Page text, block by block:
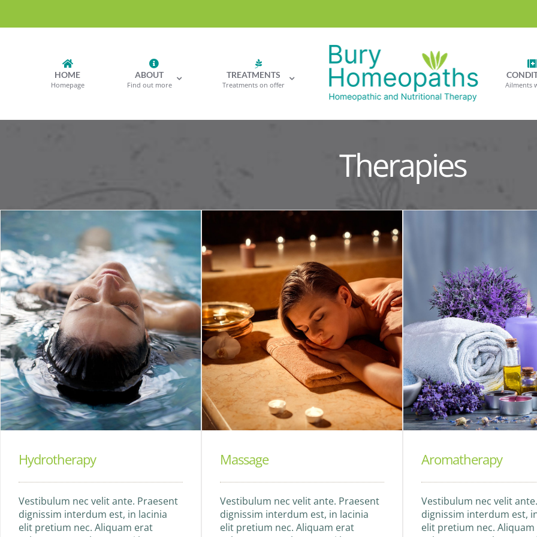
HOME
Homepage
ABOUT
Find out more
TREATMENTS
Treatments on offer Ailments
Therapies
Hydrotherapy
Vestibulum nec velit ante. Praesent
dignissim interdum est, in lacinia
elit pretium nec. Aliquam erat
Massage
Vestibulum nec velit ante. Praesent
dignissim interdum est, in lacinia
elit pretium nec. Aliquam erat
Aromatherapy
Vestibulum nec velit
dignissim interdum est,
elit pretium nec.